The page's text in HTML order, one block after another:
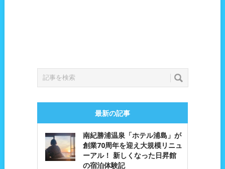
最新の記事
南紀勝浦温泉「ホテル浦島」が
創業70周年を迎え大規模リニュ
ーアル！ 新しくなった日昇館
の宿泊体験記